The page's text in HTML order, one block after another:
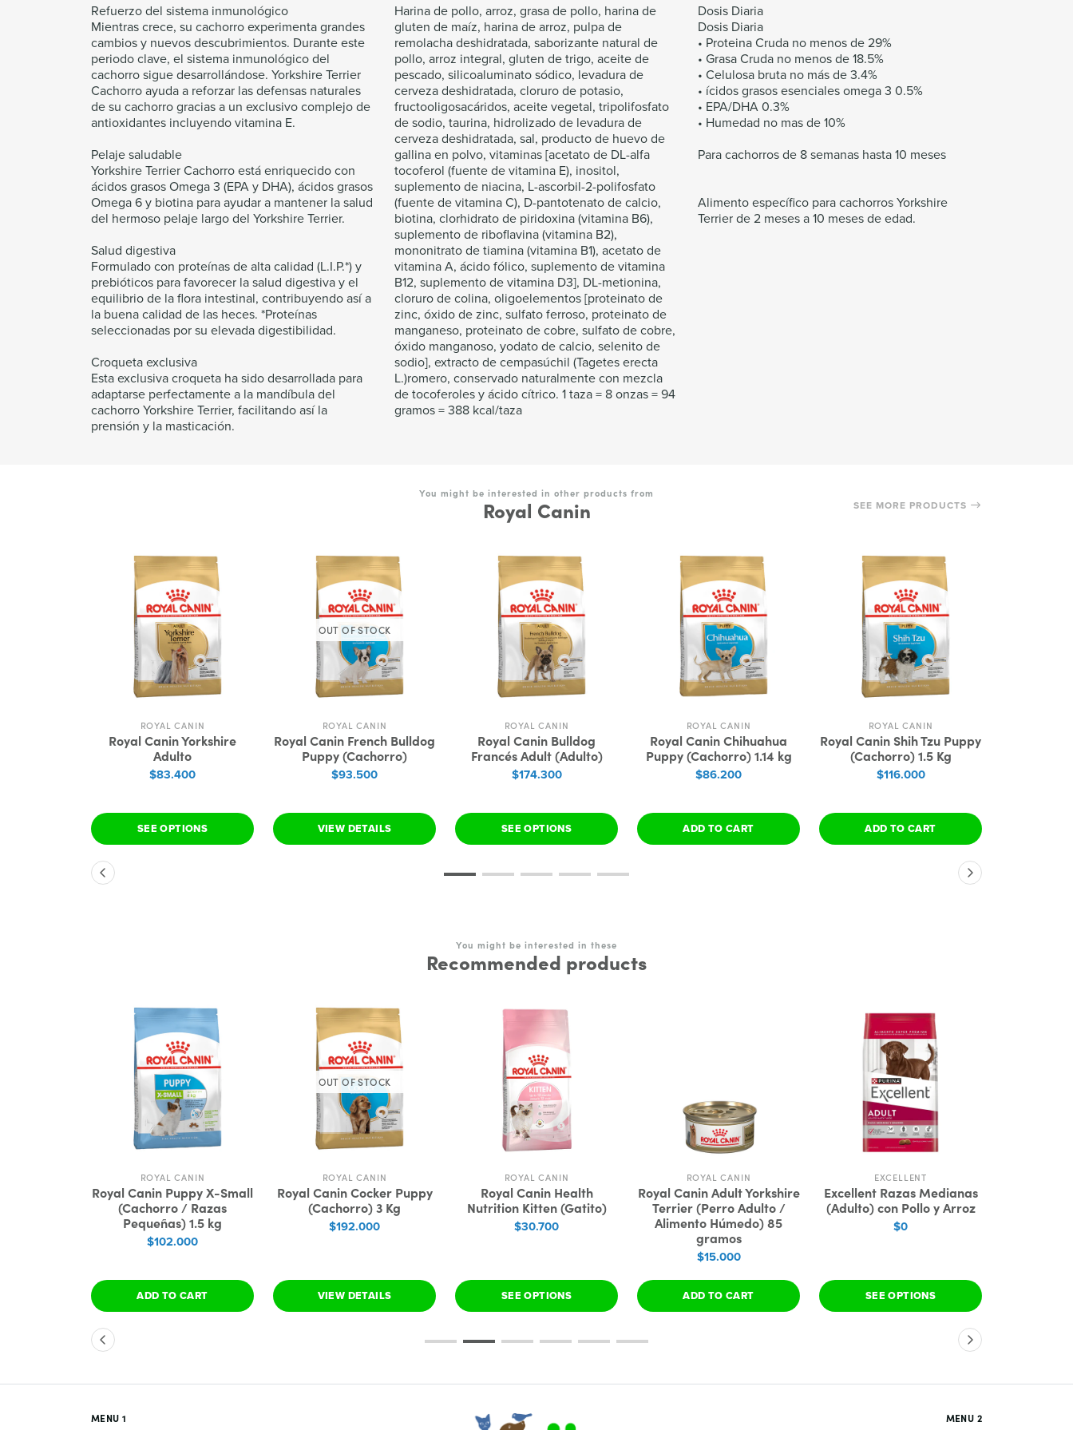
Refuerzo del sistema inmunológico
Mientras crece, su cachorro experimenta grandes
cambios y nuevos descubrimientos. Durante este
periodo clave, el sistema inmunológico del
cachorro sigue desarrollándose. Yorkshire Terrier
Cachorro ayuda a reforzar las defensas naturales
de su cachorro gracias a un exclusivo complejo de
antioxidantes incluyendo vitamina E.
Pelaje saludable
Yorkshire Terrier Cachorro está enriquecido con
ácidos grasos Omega 3 (EPA y DHA), ácidos grasos
Omega 6 y biotina para ayudar a mantener la salud
del hermoso pelaje largo del Yorkshire Terrier.
Salud digestiva
Formulado con proteínas de alta calidad (L.I.P.*) y
prebióticos para favorecer la salud digestiva y el
equilibrio de la flora intestinal, contribuyendo así a
la buena calidad de las heces. *Proteínas
seleccionadas por su elevada digestibilidad.
Croqueta exclusiva
Esta exclusiva croqueta ha sido desarrollada para
adaptarse perfectamente a la mandíbula del
cachorro Yorkshire Terrier, facilitando así la
prensión y la masticación.
Harina de pollo, arroz, grasa de pollo, harina de
gluten de maíz, harina de arroz, pulpa de
remolacha deshidratada, saborizante natural de
pollo, arroz integral, gluten de trigo, aceite de
pescado, silicoaluminato sódico, levadura de
cerveza deshidratada, cloruro de potasio,
fructooligosacáridos, aceite vegetal, tripolifosfato
de sodio, taurina, hidrolizado de levadura de
cerveza deshidratada, sal, producto de huevo de
gallina en polvo, vitaminas [acetato de DL-alfa
tocoferol (fuente de vitamina E), inositol,
suplemento de niacina, L-ascorbil-2-polifosfato
(fuente de vitamina C), D-pantotenato de calcio,
biotina, clorhidrato de piridoxina (vitamina B6),
suplemento de riboflavina (vitamina B2),
mononitrato de tiamina (vitamina B1), acetato de
vitamina A, ácido fólico, suplemento de vitamina
B12, suplemento de vitamina D3], DL-metionina,
cloruro de colina, oligoelementos [proteinato de
zinc, óxido de zinc, sulfato ferroso, proteinato de
manganeso, proteinato de cobre, sulfato de cobre,
óxido manganoso, yodato de calcio, selenito de
sodio], extracto de cempasúchil (Tagetes erecta
L.)romero, conservado naturalmente con mezcla
de tocoferoles y ácido cítrico. 1 taza = 8 onzas = 94
gramos = 388 kcal/taza
Dosis Diaria
Dosis Diaria
• Proteina Cruda no menos de 29%
• Grasa Cruda no menos de 18.5%
• Celulosa bruta no más de 3.4%
• ícidos grasos esenciales omega 3 0.5%
• EPA/DHA 0.3%
• Humedad no mas de 10%
Para cachorros de 8 semanas hasta 10 meses
Alimento específico para cachorros Yorkshire
Terrier de 2 meses a 10 meses de edad.
You might be interested in other products from
Royal Canin SEE MORE PRODUCTS
ROYAL CANIN
Royal Canin Yorkshire
Adulto
$83.400
SEE OPTIONS
OUT OF STOCK
ROYAL CANIN
Royal Canin French Bulldog
Puppy (Cachorro)
$93.500
VIEW DETAILS
ROYAL CANIN
Royal Canin Bulldog
Francés Adult (Adulto)
$174.300
SEE OPTIONS
ROYAL CANIN
Royal Canin Chihuahua
Puppy (Cachorro) 1.14 kg
$86.200
ADD TO CART
ROYAL CANIN
Royal Canin Shih Tzu Puppy
(Cachorro) 1.5 Kg
$116.000
ADD TO CART
You might be interested in these
Recommended products
ROYAL CANIN
Royal Canin Puppy X-Small
(Cachorro / Razas
Pequeñas) 1.5 kg
$102.000
ADD TO CART
OUT OF STOCK
ROYAL CANIN
Royal Canin Cocker Puppy
(Cachorro) 3 Kg
$192.000
VIEW DETAILS
ROYAL CANIN
Royal Canin Health
Nutrition Kitten (Gatito)
$30.700
SEE OPTIONS
ROYAL CANIN
Royal Canin Adult Yorkshire
Terrier (Perro Adulto /
Alimento Húmedo) 85
gramos
$15.000
ADD TO CART
EXCELLENT
Excellent Razas Medianas
(Adulto) con Pollo y Arroz
$0
SEE OPTIONS
MENU 1 MENU 2